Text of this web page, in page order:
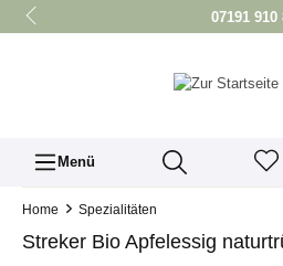
07191 910
LIEFERUNG AB 24,99 € (NETTO-
LIEFERGEBIET
Menü
Home Spezialitäten
Streker Bio Apfelessig